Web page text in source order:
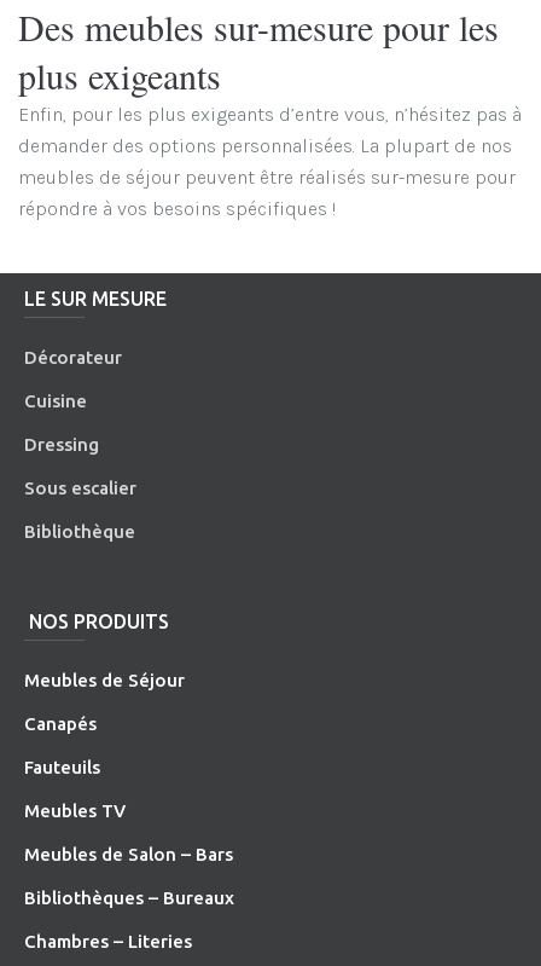
Des meubles sur-mesure pour les
plus exigeants
Enfin, pour les plus exigeants d’entre vous, n’hésitez pas à
demander des options personnalisées. La plupart de nos
meubles de séjour peuvent être réalisés sur-mesure pour
répondre à vos besoins spécifiques !
LE SUR MESURE
Décorateur
Cuisine
Dressing
Sous escalier
Bibliothèque
NOS PRODUITS
Meubles de Séjour
Canapés
Fauteuils
Meubles TV
Meubles de Salon – Bars
Bibliothèques – Bureaux
Chambres – Literies